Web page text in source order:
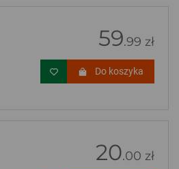
59.99 zł
Do koszyka
20.00 zł